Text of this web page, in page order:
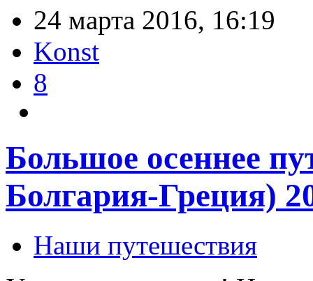
24 марта 2016, 16:19
Konst
8
Большое осеннее
Болгария-Греция)
Наши путешествия